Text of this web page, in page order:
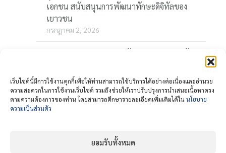
เว็บไซต์นี้มีการใช้งานคุกกี้เพื่อให้ท่านสามารถใช้บริการได้อย่างต่อเนื่องและอำนวย
ความสะดวกในการใช้งานเว็บไซต์ รวมถึงช่วยให้เราปรับปรุงการนำเสนอเนื้อหาตรง
ตามความต้องการของท่าน โดยสามารถศึกษารายละเอียดเพิ่มเติมได้ในนโยบาย
ความเป็นส่วนตัว
ยอมรับทั้งหมด
เอกชน สนับสนุนการพัฒนาทักษะดิจิทัลของ
เยาวชน
กรกฎาคม 2, 2026
Business: AI พลิกเกมธุรกิจ สร้างโอกาสใหม่ใน
โลกดิจิทัล” 23 กรกฎาคมนี้
กรกฎาคม 1, 2026